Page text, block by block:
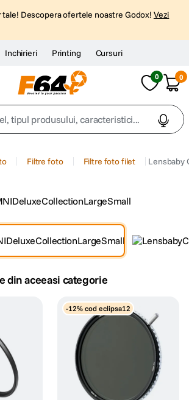
tale! Descopera ofertele noastre Godox! Vezi
Inchirieri Printing Cursuri
0 0
produsului, caracteristici...
Filtre foto Filtre foto filet Lensbaby
din aceeasi categorie
-12% cod eclipsa12